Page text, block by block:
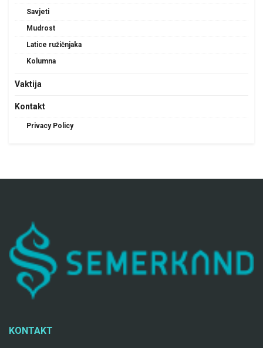
Savjeti
Mudrost
Latice ružičnjaka
Kolumna
Vaktija
Kontakt
Privacy Policy
KONTAKT